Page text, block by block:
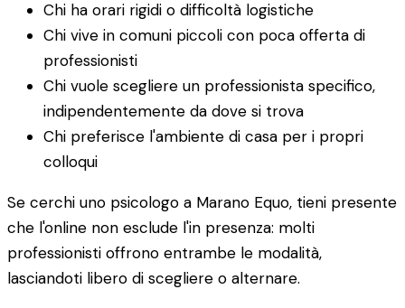
Chi ha orari rigidi o difficoltà logistiche
Chi vive in comuni piccoli con poca offerta di
professionisti
Chi vuole scegliere un professionista specifico,
indipendentemente da dove si trova
Chi preferisce l'ambiente di casa per i propri
colloqui
Se cerchi uno psicologo a Marano Equo, tieni presente
che l'online non esclude l'in presenza: molti
professionisti offrono entrambe le modalità,
lasciandoti libero di scegliere o alternare.